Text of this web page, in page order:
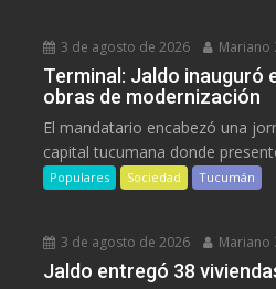
3 de agosto de 2026 Mariano
Terminal: Jaldo inauguró
obras de modernización
El mandatario encabezó una
capital tucumana donde
Populares Sociedad Tucumán
3 de agosto de 2026 Mariano
Jaldo entregó 38